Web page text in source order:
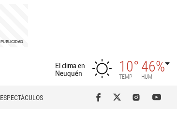
El clima en
Neuquén
10°
TEMP
46%
HUM
ESPECTÁCULOS